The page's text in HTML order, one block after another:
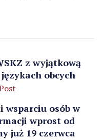
z wyjątkową
obcych
wsparciu osób w
wprost od
już 19 czerwca